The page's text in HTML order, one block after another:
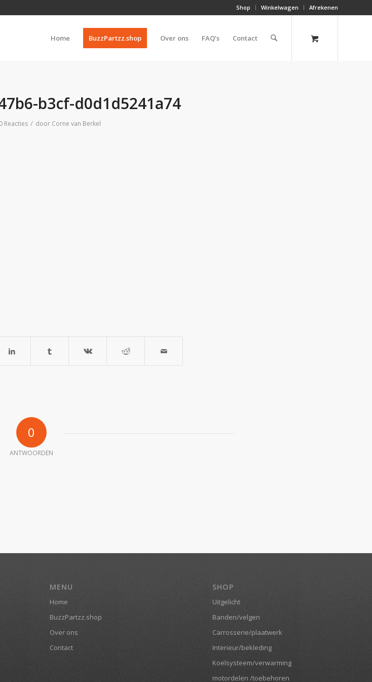
Shop Winkelwagen Afrekenen
Home BuzzPartzz.shop Over ons FAQ’s Contact
b3cf-d0d1d5241a74
0 Reacties / door Corne van Berkel
0
ANTWOORDEN
MENU
Home
BuzzPartzz.shop
Over ons
Contact
SHOP
Uitgelicht
Banden/velgen
Carrosserie/plaatwerk
Interieur/bekleding
Koelsysteem/verwarming
motordelen /toebehoren